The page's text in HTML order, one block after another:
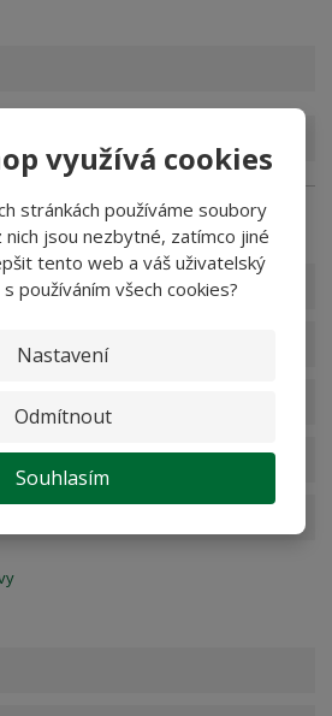
využívá cookies
stránkách používáme soubory
jsou nezbytné, zatímco jiné
tento web a váš uživatelský
používáním všech cookies?
Nastavení
Odmítnout
Souhlasím